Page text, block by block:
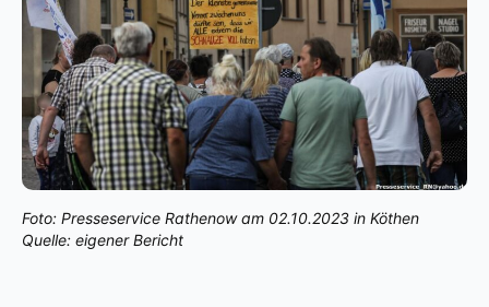
Foto: Presseservice Rathenow am 02.10.2023 in Köthen
Quelle: eigener Bericht